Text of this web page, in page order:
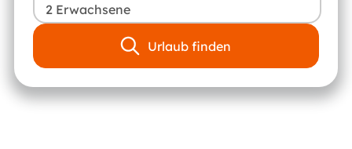
2 Erwachsene
Urlaub finden